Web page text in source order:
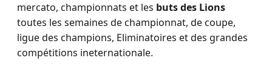
mercato, championnats et les buts des Lions
toutes les semaines de championnat, de coupe,
ligue des champions, Eliminatoires et des grandes
compétitions ineternationale.